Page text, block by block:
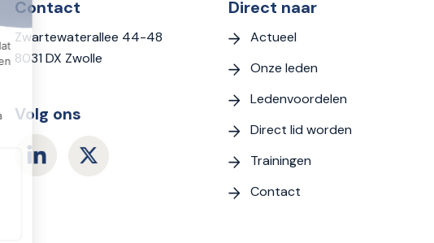
Contact
Zwartewaterallee 44-48
8031 DX Zwolle
Volg ons
Direct naar
Actueel
Onze leden
Ledenvoordelen
Direct lid worden
Trainingen
Contact